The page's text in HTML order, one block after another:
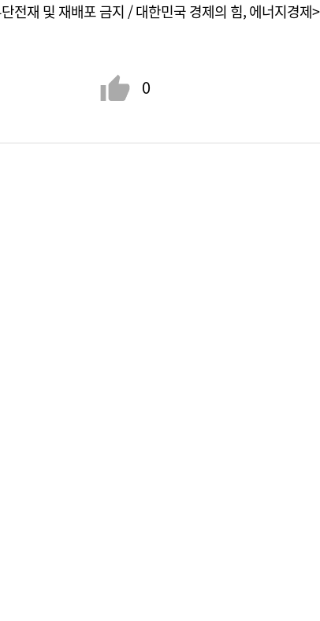
전재 및 재배포 금지 / 대한민국 경제의 힘, 에너지경제>
0